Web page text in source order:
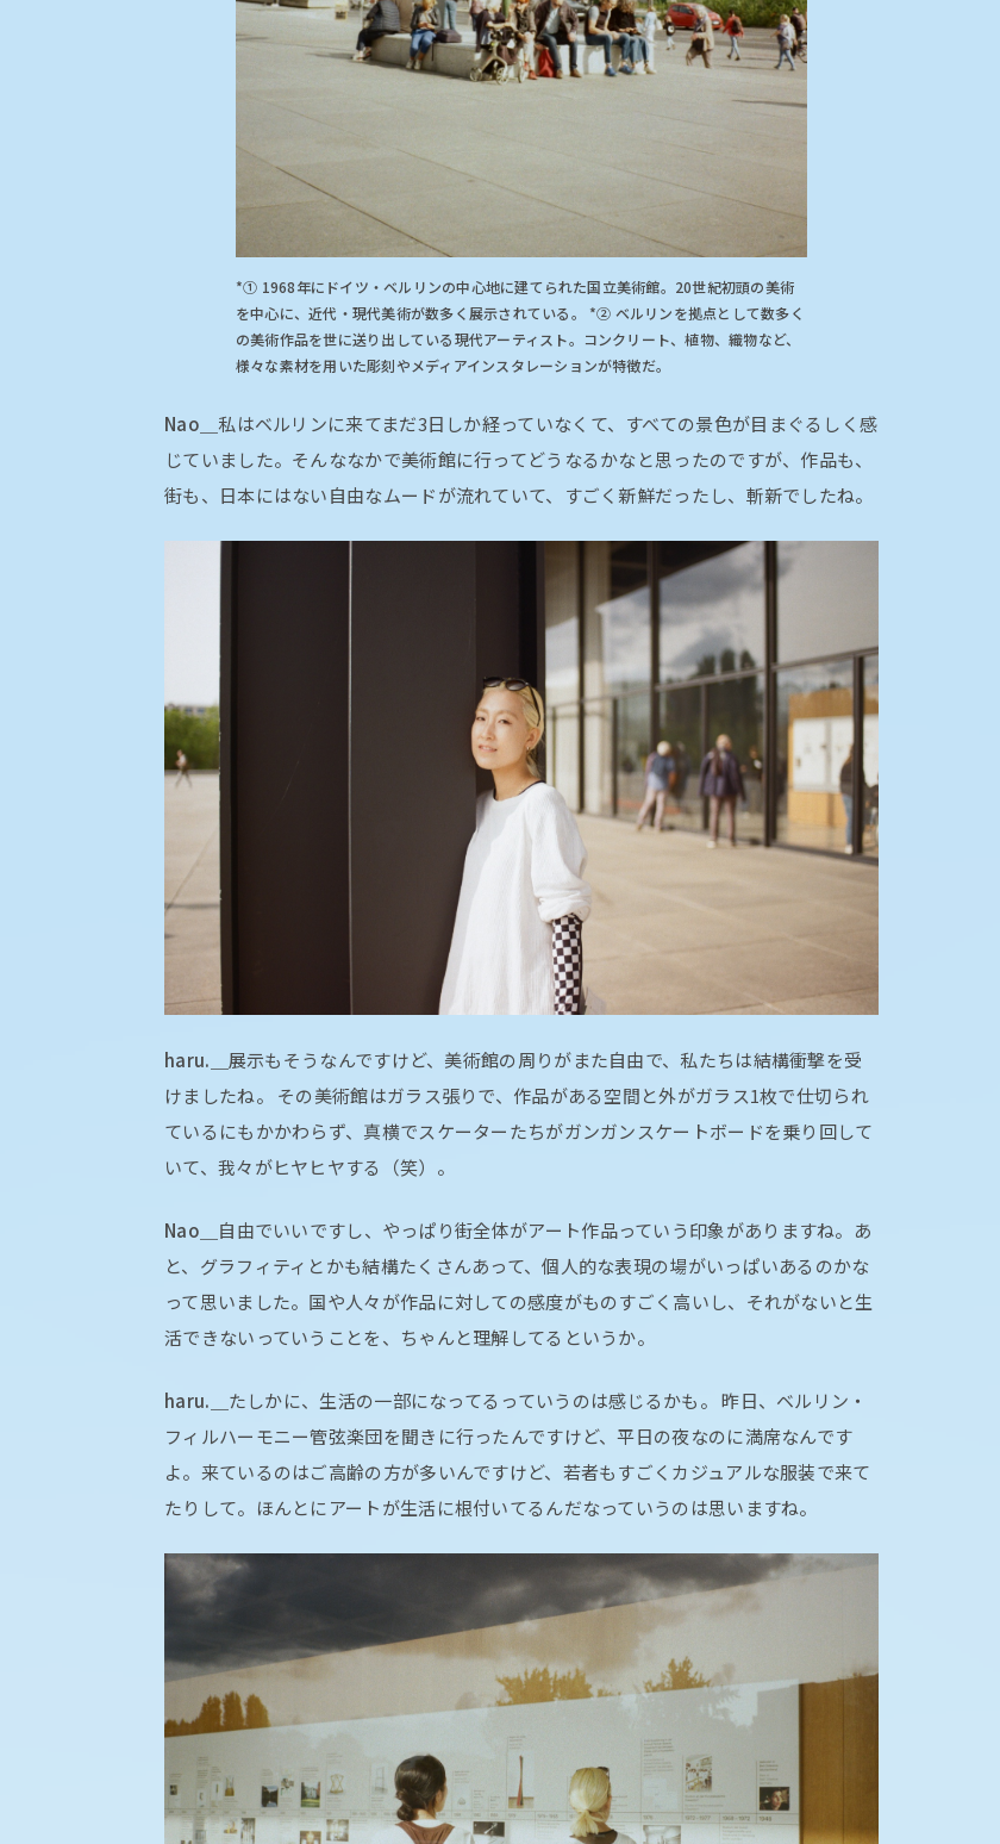
*① 1968年にドイツ・ベルリンの中心地に建てられた国立美術館。20世紀初頭の美術
を中心に、近代・現代美術が数多く展示されている。 *② ベルリンを拠点として数多く
の美術作品を世に送り出している現代アーティスト。コンクリート、植物、織物など、
様々な素材を用いた彫刻やメディアインスタレーションが特徴だ。
Nao＿ 私はベルリンに来てまだ3日しか経っていなくて、すべての景色が目まぐるしく感
じていました。そんななかで美術館に行ってどうなるかなと思ったのですが、作品も、
街も、日本にはない自由なムードが流れていて、すごく新鮮だったし、斬新でしたね。
haru.＿ 展示もそうなんですけど、美術館の周りがまた自由で、私たちは結構衝撃を受
けましたね。 その美術館はガラス張りで、作品がある空間と外がガラス1枚で仕切られ
ているにもかかわらず、真横でスケーターたちがガンガンスケートボードを乗り回して
いて、我々がヒヤヒヤする（笑）。
Nao＿ 自由でいいですし、やっぱり街全体がアート作品っていう印象がありますね。あ
と、グラフィティとかも結構たくさんあって、個人的な表現の場がいっぱいあるのかな
って思いました。国や人々が作品に対しての感度がものすごく高いし、それがないと生
活できないっていうことを、ちゃんと理解してるというか。
haru.＿ たしかに、生活の一部になってるっていうのは感じるかも。 昨日、ベルリン・
フィルハーモニー管弦楽団を聞きに行ったんですけど、平日の夜なのに満席なんです
よ。来ているのはご高齢の方が多いんですけど、若者もすごくカジュアルな服装で来て
たりして。ほんとにアートが生活に根付いてるんだなっていうのは思いますね。